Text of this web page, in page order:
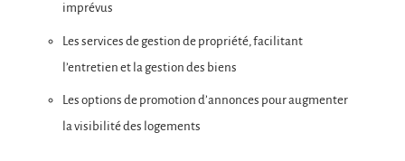
imprévus
Les services de gestion de propriété, facilitant
l’entretien et la gestion des biens
Les options de promotion d’annonces pour augmenter
la visibilité des logements